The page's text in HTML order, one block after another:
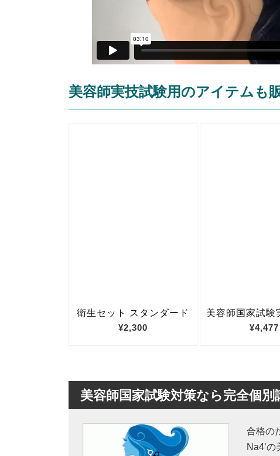
美容師実技試験用のアイテムも
美容師国家試験対策なら完全個別
合格の
Na4’